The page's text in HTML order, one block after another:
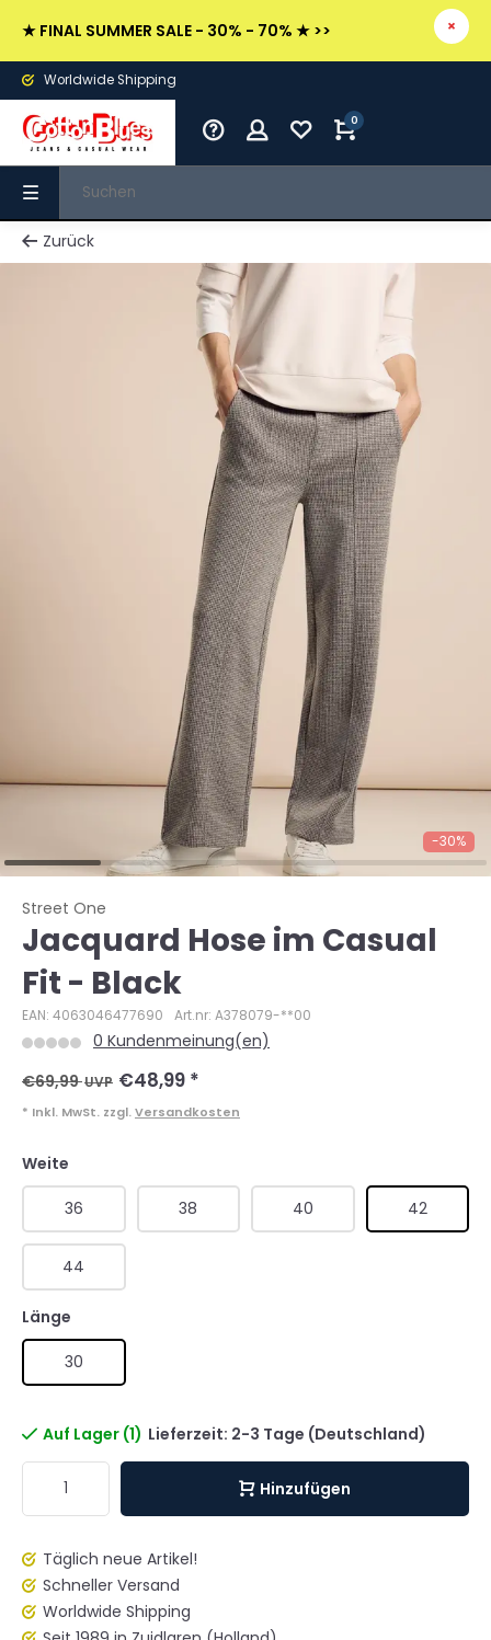
★ FINAL SUMMER SALE - 30% - 70% ★ >>
Worldwide Shipping
0
Zurück
-30%
Street One
Jacquard Hose im Casual
Fit - Black
EAN: 4063046477690 Art.nr: A378079-**00
0 Kundenmeinung(en)
€69,99UVP €48,99 *
* Inkl. MwSt. zzgl. Versandkosten
Weite
36 38 40 42
44
Länge
30
Auf Lager (1) Lieferzeit: 2-3 Tage (Deutschland)
Hinzufügen
Täglich neue Artikel!
Schneller Versand
Worldwide Shipping